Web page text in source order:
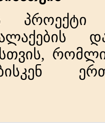
პროექტი